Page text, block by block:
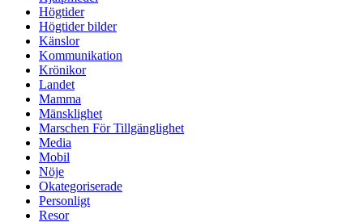
Högtider
Högtider bilder
Känslor
Kommunikation
Krönikor
Landet
Mamma
Mänsklighet
Marschen För Tillgänglighet
Media
Mobil
Nöje
Okategoriserade
Personligt
Resor